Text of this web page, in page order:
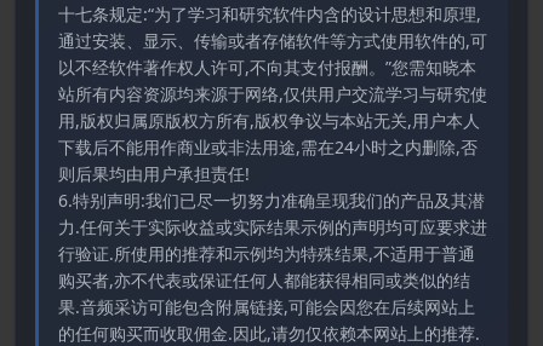
十七条规定:“为了学习和研究软件内含的设计思想和原理,
通过安装、显示、传输或者存储软件等方式使用软件的,可
以不经软件著作权人许可,不向其支付报酬。”您需知晓本
站所有内容资源均来源于网络,仅供用户交流学习与研究使
用,版权归属原版权方所有,版权争议与本站无关,用户本人
下载后不能用作商业或非法用途,需在24小时之内删除,否
则后果均由用户承担责任!
6.特别声明:我们已尽一切努力准确呈现我们的产品及其潜
力.任何关于实际收益或实际结果示例的声明均可应要求进
行验证.所使用的推荐和示例均为特殊结果,不适用于普通
购买者,亦不代表或保证任何人都能获得相同或类似的结
果.音频采访可能包含附属链接,可能会因您在后续网站上
的任何购买而收取佣金.因此,请勿仅依赖本网站上的推荐.